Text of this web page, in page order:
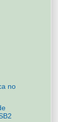
no